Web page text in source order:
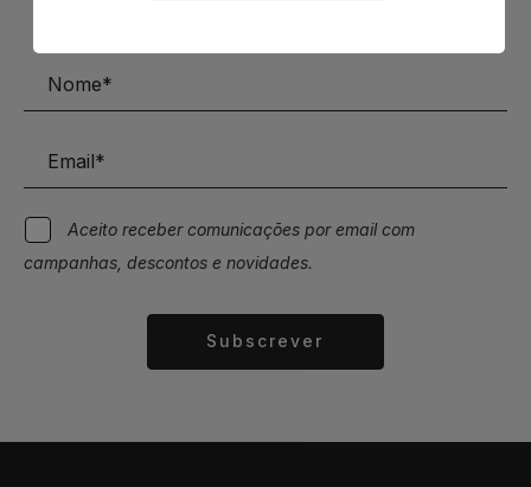
Aceito receber comunicações por email com
campanhas, descontos e novidades.
Subscrever